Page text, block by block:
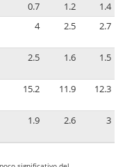
0.7 1.2
1.4
4 2.5 2.7
2.5 1.6 1.5
15.2 11.9 12.3
1.9 2.6 3